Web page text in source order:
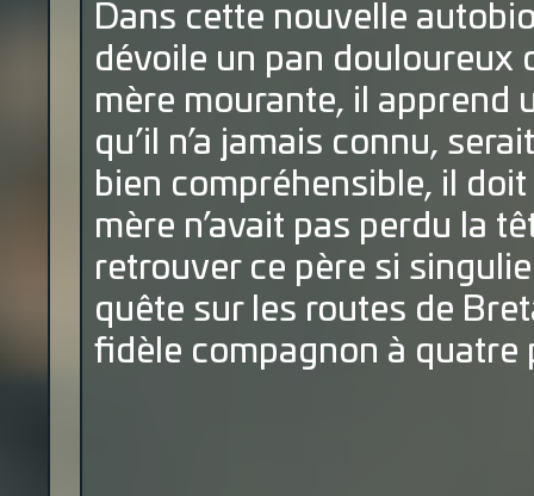
Dans cette nouvelle
dévoile un pan douloureux
mère mourante, il apprend
qu’il n’a jamais connu,
bien compréhensible, il
mère n’avait pas perdu la
retrouver ce père si
quête sur les routes de
fidèle compagnon à quatre